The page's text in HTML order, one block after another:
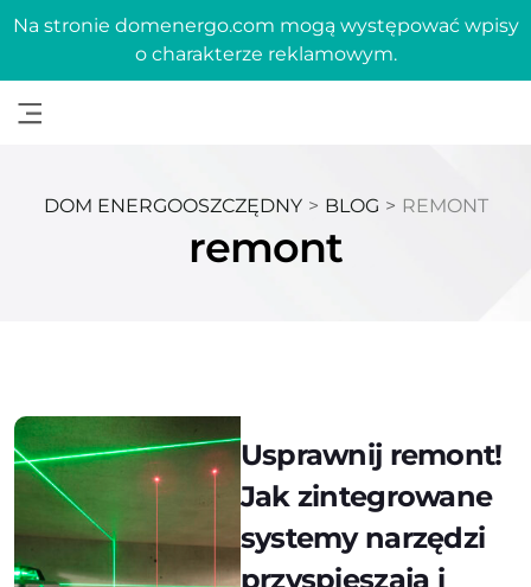
Na stronie domenergo.com mogą występować wpisy
o charakterze reklamowym.
DOM ENERGOOSZCZĘDNY > BLOG > REMONT
remont
Usprawnij remont!
Jak zintegrowane
systemy narzędzi
przyspieszają i